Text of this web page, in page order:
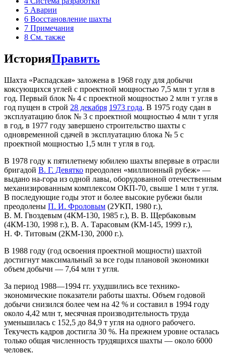
5 Аварии
6 Восстановление шахты
7 Примечания
8 См. также
ИсторияПравить
Шахта «Распадская» заложена в 1968 году для добычи
коксующихся углей с проектной мощностью 7,5 млн т угля в
год. Первый блок № 4 с проектной мощностью 2 млн т угля в
год пущен в строй 28 декабря 1973 года. В 1975 году сдан в
эксплуатацию блок № 3 с проектной мощностью 4 млн т угля
в год, в 1977 году завершено строительство шахты с
одновременной сдачей в эксплуатацию блока № 5 с
проектной мощностью 1,5 млн т угля в год.
В 1978 году к пятилетнему юбилею шахты впервые в отрасли
бригадой В. Г. Девятко преодолен «миллионный рубеж» —
выдано на-гора из одной лавы, оборудованной отечественным
механизированным комплексом ОКП-70, свыше 1 млн т угля.
В последующие годы этот и более высокие рубежи были
преодолены П. И. Фроловым (2УКП, 1980 г.),
В. М. Гвоздевым (4КМ-130, 1985 г.), В. В. Щербаковым
(4КМ-130, 1998 г.), В. А. Тарасовым (КМ-145, 1999 г.),
Н. Ф. Титовым (2КМ-130, 2000 г.).
В 1988 году (год освоения проектной мощности) шахтой
достигнут максимальный за все годы плановой экономики
объем добычи — 7,64 млн т угля.
За период 1988—1994 гг. ухудшились все технико-
экономические показатели работы шахты. Объем годовой
добычи снизился более чем на 42 % и составил в 1994 году
около 4,42 млн т, месячная производительность труда
уменьшилась с 152,5 до 84,9 т угля на одного рабочего.
Текучесть кадров достигла 30 %. На прежнем уровне осталась
только общая численность трудящихся шахты — около 6000
человек.